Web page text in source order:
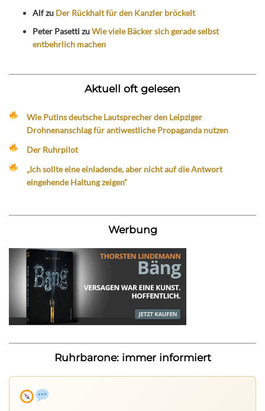
Alfzu Der Rückhalt für den Kanzler bröckelt
Peter PasettizuWie viele Bäcker sich gerade selbst
entbehrlich machen
Aktuell oft gelesen
Wie Putins deutsche Lautsprecher den Leipziger
Drohnenanschlag für antiwestliche Propaganda nutzen
Der Ruhrpilot
„Ich sollte eine einladende, aber nicht auf die Antwort
eingehende Haltung zeigen“
Werbung
Ruhrbarone: immer informiert